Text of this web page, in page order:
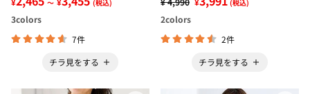
～ (税込)
3colors
7件
チラ見をする
(税込)
2colors
2件
チラ見をする